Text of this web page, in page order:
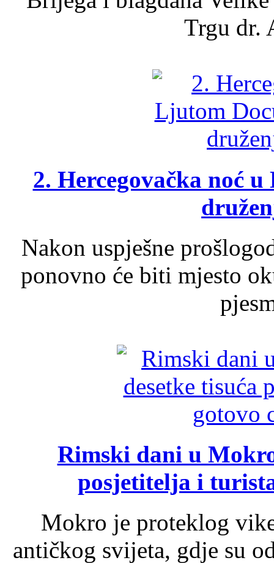
Trgu dr.
2. Hercegovačka noć
Nakon uspješne
ponovno će biti mjesto
Rimski dani u
posjetitelja i
Mokro je proteklog
antičkog svijeta, gdje su